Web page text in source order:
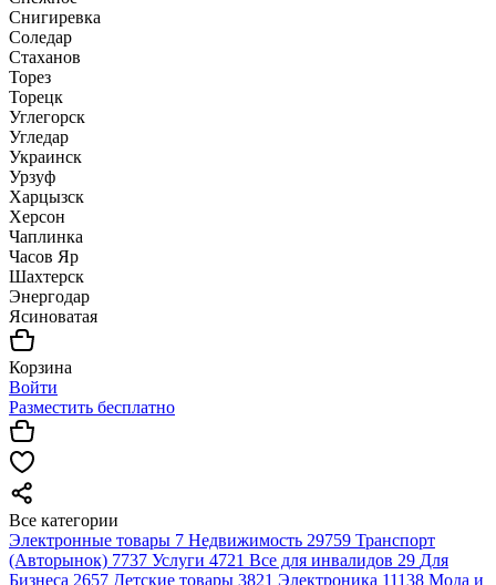
Снигиревка
Соледар
Стаханов
Торез
Торецк
Углегорск
Угледар
Украинск
Урзуф
Харцызск
Херсон
Чаплинка
Часов Яр
Шахтерск
Энергодар
Ясиноватая
Корзина
Войти
Разместить бесплатно
Все категории
Электронные товары 7 Недвижимость 29759 Транспорт
(Авторынок) 7737 Услуги 4721 Все для инвалидов 29 Для
Бизнеса 2657 Детские товары 3821 Электроника 11138 Мода и